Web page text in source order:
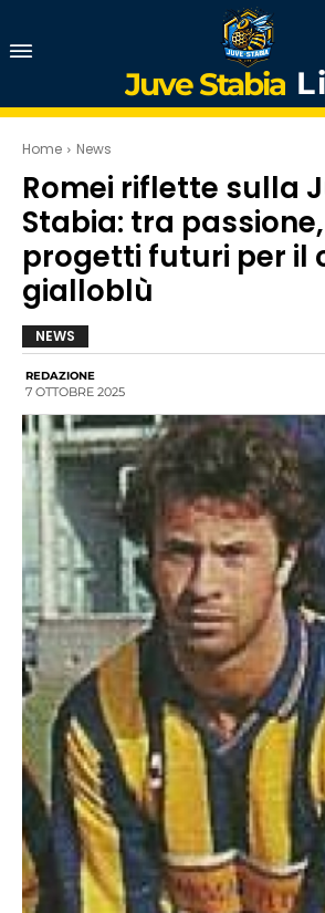
Juve Stabia
Home News
Romei riflette sulla
Stabia: tra
progetti futuri per il
gialloblù
NEWS
REDAZIONE
7 OTTOBRE 2025